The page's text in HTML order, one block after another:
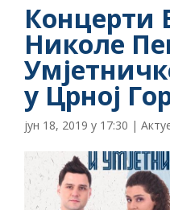
Концерти
Николе
у Црној
јун 18, 2019 у 17:30 |